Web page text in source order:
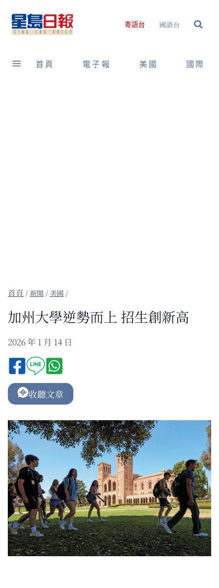
content
粵語台 國語台
首頁 電子報 美國 國際
/新聞 / 美國 /
加州大學逆勢而上 招生創新高
2026 年 1 月 14 日
收聽文章